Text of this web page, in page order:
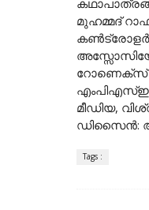
മുഹമ്മദ്
കൺട്രോളർ
റോണെക്സ്
എംപിഎസ്ഇ,
മീഡിയ,
ഡിസൈൻ:
Tags :